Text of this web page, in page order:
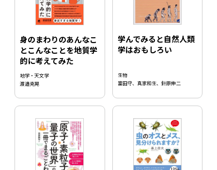
身のまわりのあんなこ
とこんなことを地質学
的に考えてみた
地学・天文学
渡邉克晃
学んでみると自然人類
学はおもしろい
生物
富田守、真家和生、針原伸二